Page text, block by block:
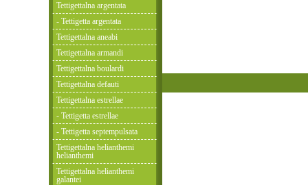
Tettigettalna argentata
- Tettigetta argentata
Tettigettalna aneabi
Tettigettalna armandi
Tettigettalna boulardi
Tettigettalna defauti
Tettigettalna estrellae
- Tettigetta estrellae
- Tettigetta septempulsata
Tettigettalna helianthemi
helianthemi
Tettigettalna helianthemi
galantei